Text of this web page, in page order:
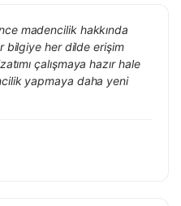
madencilik hakkında
bilgiye her dilde erişim
çalışmaya hazır hale
yapmaya daha yeni